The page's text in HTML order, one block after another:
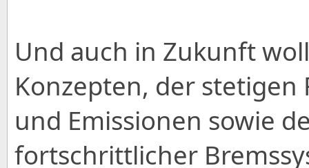
Und auch in Zukunft
Konzepten, der
und Emissionen sowie
fortschrittlicher